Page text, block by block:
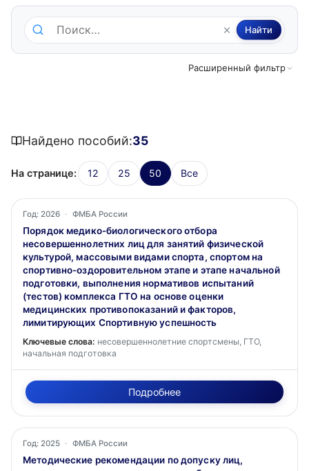
Поиск по методическим пособиям Найти
Расширенный фильтр
Найдено пособий:35
На странице: 12 25 50 Все
Год: 2026 · ФМБА России
Порядок медико-биологического отбора
несовершеннолетних лиц для занятий физической
культурой, массовыми видами спорта, спортом на
спортивно-оздоровительном этапе и этапе начальной
подготовки, выполнения нормативов испытаний
(тестов) комплекса ГТО на основе оценки
медицинских противопоказаний и факторов,
лимитирующих Спортивную успешность
Ключевые слова: несовершеннолетние спортсмены, ГТО,
начальная подготовка
Подробнее
Год: 2025 · ФМБА России
Методические рекомендации по допуску лиц,